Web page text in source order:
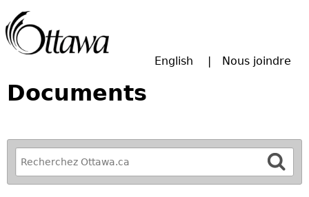
English Nous joindre
Documents
R
e
f